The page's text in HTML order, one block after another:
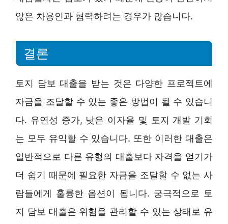
않은 차용인과 협력하려는 경우가 많습니다.
결론
토지 담보 대출을 받는 것은 다양한 프로젝트에
자금을 조달할 수 있는 좋은 방법이 될 수 있습니
다. 유연성 증가, 낮은 이자율 및 토지 개발 기회
는 모두 유익할 수 있습니다. 또한 이러한 대출은
일반적으로 다른 유형의 대출보다 자격을 얻기가
더 쉽기 때문에 필요한 자금을 조달할 수 없는 사
람들에게 훌륭한 옵션이 됩니다. 궁극적으로 토
지 담보 대출은 위험을 관리할 수 있는 상태로 유